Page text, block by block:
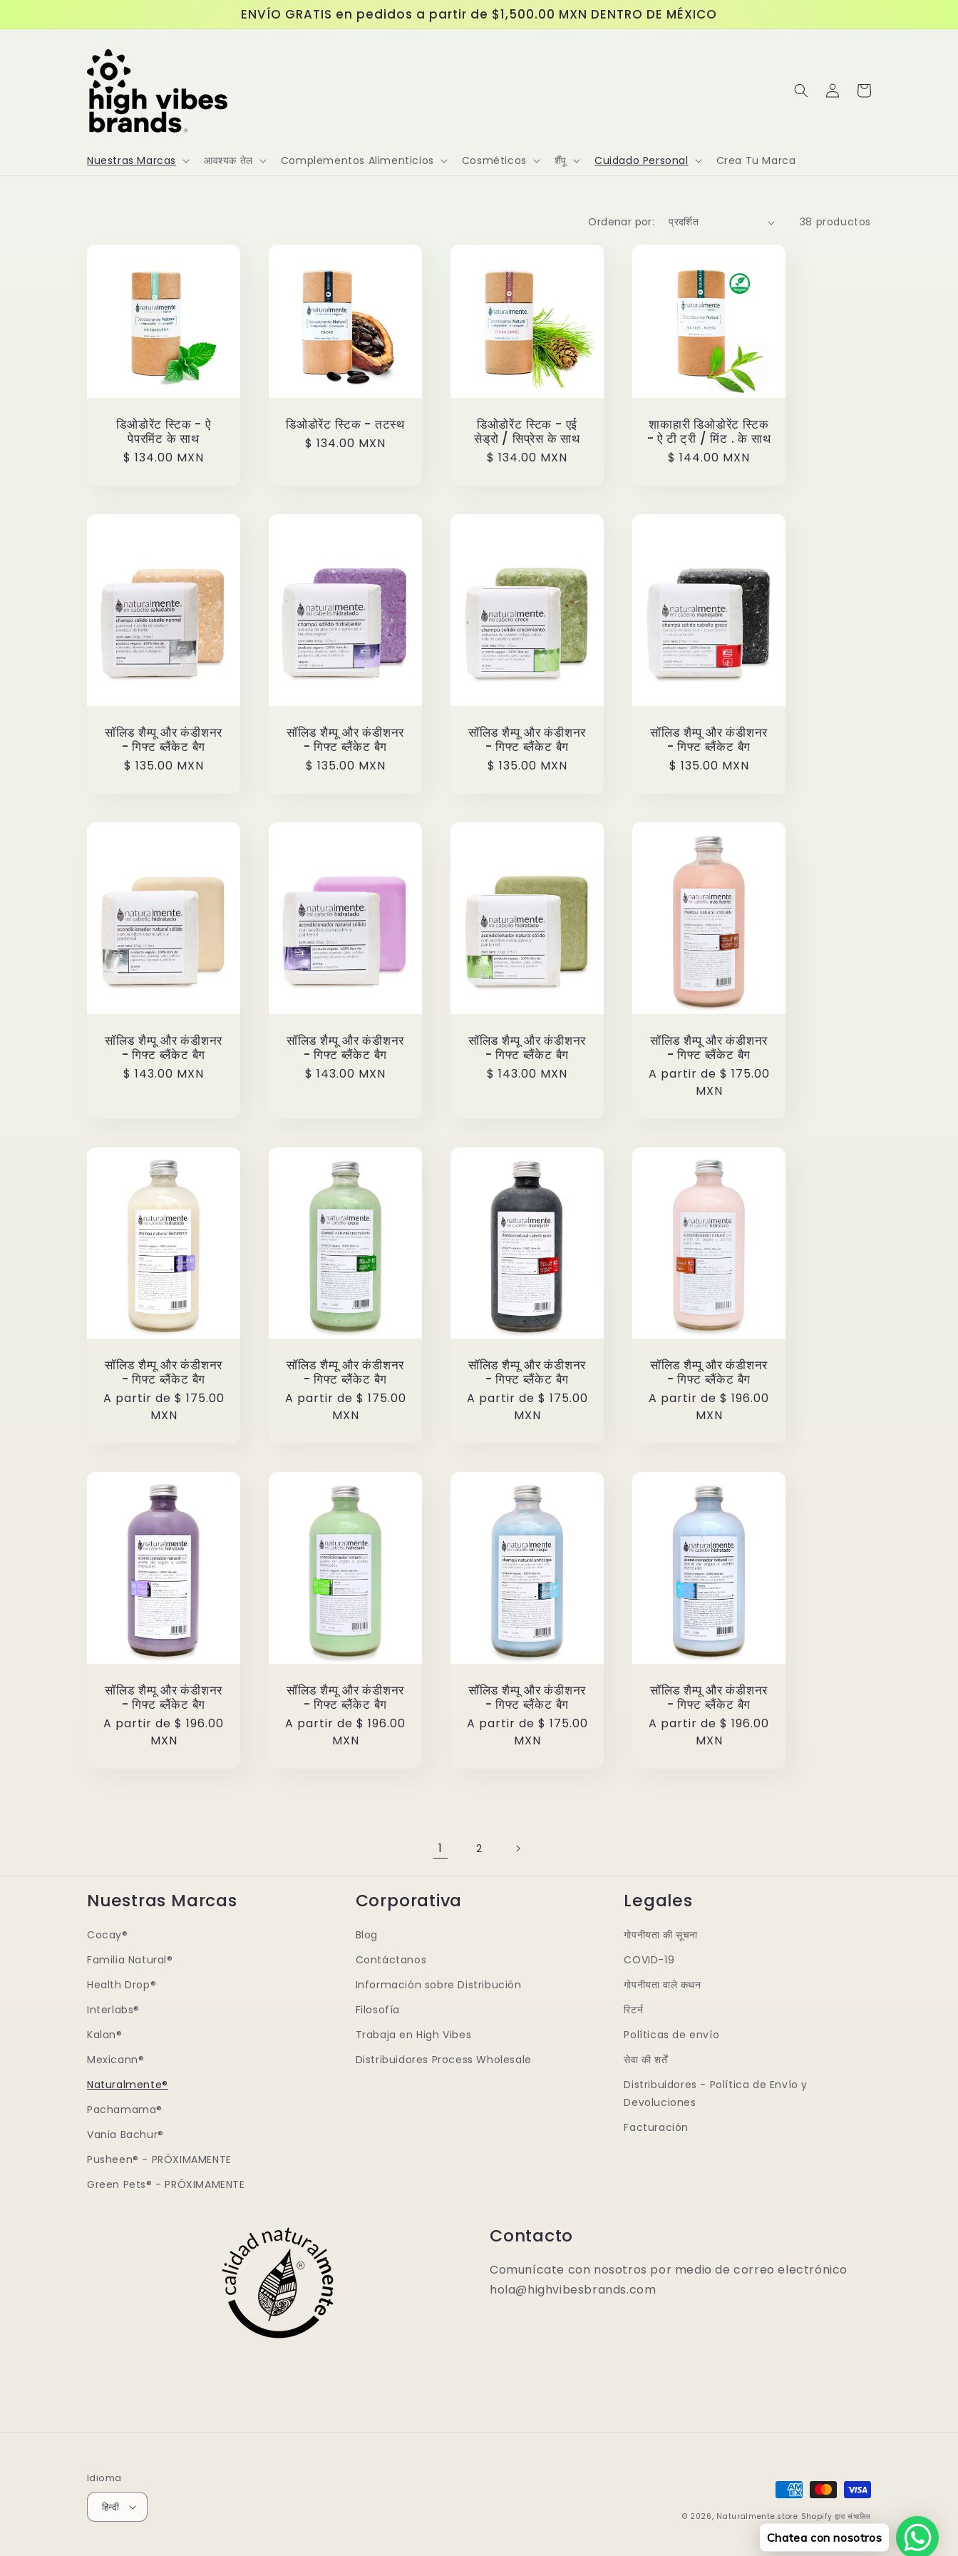
al contenido
ENVÍO GRATIS en pedidos a partir de $1,500.00 MXN DENTRO DE MÉXICO
Nuestras Marcas आवश्यक तेल Complementos Alimenticios Cosméticos शैंपू Cuidado Personal Crea Tu Marca
Iniciar
sesión
Carrito
Ordenar por: 38 productos
डिओडोरेंट स्टिक - ऐ
पेपरमिंट के साथ
Precio
$ 134.00 MXN
डिओडोरेंट स्टिक - तटस्थ
Precio
$ 134.00 MXN
डिओडोरेंट स्टिक - एई
सेड्रो / सिप्रेस के साथ
Precio
$ 134.00 MXN
शाकाहारी डिओडोरेंट स्टिक
- ऐ टी ट्री / मिंट . के साथ
Precio
$ 144.00 MXN
सॉलिड शैम्पू और कंडीशनर
- गिफ्ट ब्लैंकेट बैग
Precio
$ 135.00 MXN
सॉलिड शैम्पू और कंडीशनर
- गिफ्ट ब्लैंकेट बैग
Precio
$ 135.00 MXN
सॉलिड शैम्पू और कंडीशनर
- गिफ्ट ब्लैंकेट बैग
Precio
$ 135.00 MXN
सॉलिड शैम्पू और कंडीशनर
- गिफ्ट ब्लैंकेट बैग
Precio
$ 135.00 MXN
सॉलिड शैम्पू और कंडीशनर
- गिफ्ट ब्लैंकेट बैग
Precio
$ 143.00 MXN
सॉलिड शैम्पू और कंडीशनर
- गिफ्ट ब्लैंकेट बैग
Precio
$ 143.00 MXN
सॉलिड शैम्पू और कंडीशनर
- गिफ्ट ब्लैंकेट बैग
Precio
$ 143.00 MXN
सॉलिड शैम्पू और कंडीशनर
- गिफ्ट ब्लैंकेट बैग
Precio
habitual
A partir de $ 175.00
MXN
सॉलिड शैम्पू और कंडीशनर
- गिफ्ट ब्लैंकेट बैग
Precio
habitual
A partir de $ 175.00
MXN
सॉलिड शैम्पू और कंडीशनर
- गिफ्ट ब्लैंकेट बैग
Precio
habitual
A partir de $ 175.00
MXN
सॉलिड शैम्पू और कंडीशनर
- गिफ्ट ब्लैंकेट बैग
Precio
habitual
A partir de $ 175.00
MXN
सॉलिड शैम्पू और कंडीशनर
- गिफ्ट ब्लैंकेट बैग
Precio
habitual
A partir de $ 196.00
MXN
सॉलिड शैम्पू और कंडीशनर
- गिफ्ट ब्लैंकेट बैग
Precio
habitual
A partir de $ 196.00
MXN
सॉलिड शैम्पू और कंडीशनर
- गिफ्ट ब्लैंकेट बैग
Precio
habitual
A partir de $ 196.00
MXN
सॉलिड शैम्पू और कंडीशनर
- गिफ्ट ब्लैंकेट बैग
Precio
habitual
A partir de $ 175.00
MXN
सॉलिड शैम्पू और कंडीशनर
- गिफ्ट ब्लैंकेट बैग
Precio
habitual
A partir de $ 196.00
MXN
1 2
Nuestras Marcas
Cocay®
Familia Natural®
Health Drop®
Interlabs®
Kalan®
Mexicann®
Naturalmente®
Pachamama®
Vania Bachur®
Pusheen® - PRÓXIMAMENTE
Green Pets® - PRÓXIMAMENTE
Corporativa
Blog
Contáctanos
Información sobre Distribución
Filosofía
Trabaja en High Vibes
Distribuidores Process Wholesale
Legales
गोपनीयता की सूचना
COVID-19
गोपनीयता वाले कथन
रिटर्न
Políticas de envío
सेवा की शर्तें
Distribuidores - Política de Envío y
Devoluciones
Facturación
Contacto
Comunícate con nosotros por medio de correo electrónico
hola@highvibesbrands.com
Idioma
हिन्दी
Formas
de
pago
© 2026, Naturalmente.store Shopify द्वारा संचालित
Chatea con nosotros